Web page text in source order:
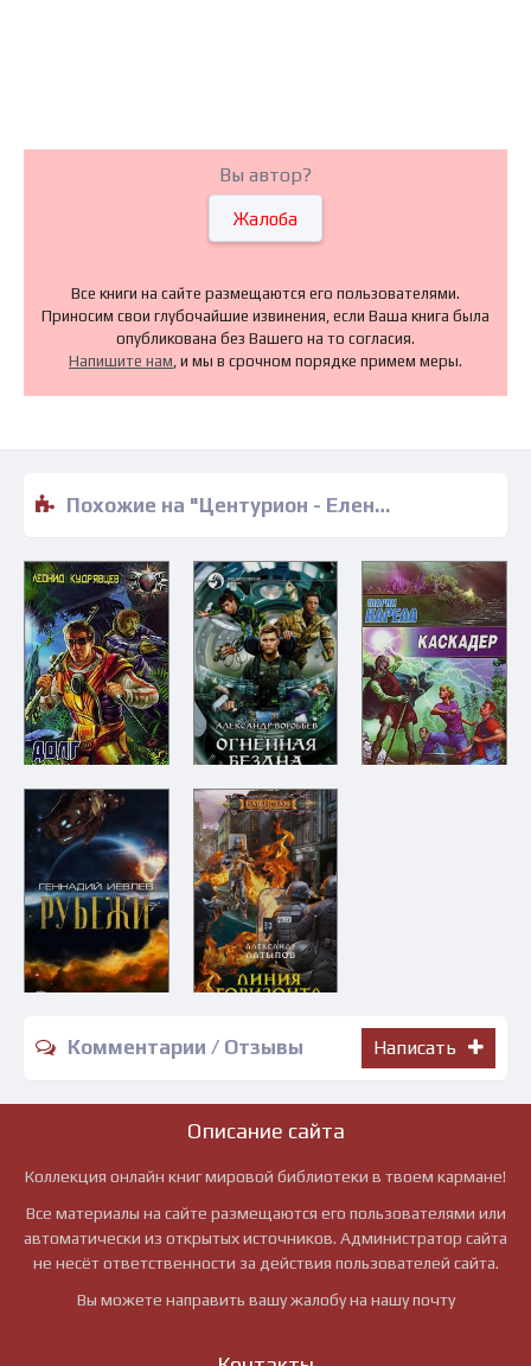
Вы автор?
Жалоба
Все книги на сайте размещаются его пользователями.
Приносим свои глубочайшие извинения, если Ваша книга была
опубликована без Вашего на то согласия.
Напишите нам, и мы в срочном порядке примем меры.
Похожие на "Центурион - Елена Долгова" книги читать бесплатно полные версии
Комментарии / Отзывы Написать
Описание сайта
Коллекция онлайн книг мировой библиотеки в твоем кармане!
Все материалы на сайте размещаются его пользователями или
автоматически из открытых источников. Администратор сайта
не несёт ответственности за действия пользователей сайта.
Вы можете направить вашу жалобу на нашу почту